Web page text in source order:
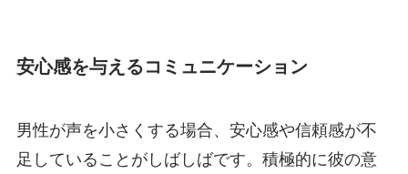
安心感を与えるコミュニケーション
男性が声を小さくする場合、安心感や信頼感が不
足していることがしばしばです。積極的に彼の意